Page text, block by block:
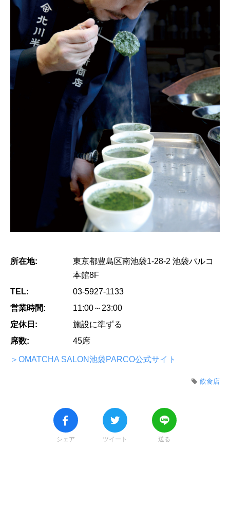
所在地:
東京都豊島区南池袋1-28-2 池袋パルコ
本館8F
TEL:
03-5927-1133
営業時間:
11:00～23:00
定休日:
施設に準ずる
席数:
45席
＞OMATCHA SALON池袋PARCO公式サイト
飲食店
シェア ツイート 送る